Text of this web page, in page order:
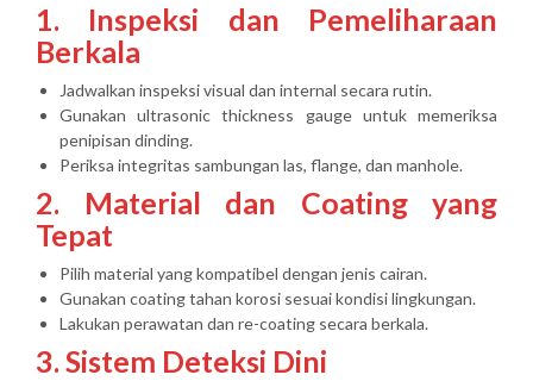
1. Inspeksi dan Pemeliharaan
Berkala
Jadwalkan inspeksi visual dan internal secara rutin.
Gunakan ultrasonic thickness gauge untuk memeriksa
penipisan dinding.
Periksa integritas sambungan las, flange, dan manhole.
2. Material dan Coating yang
Tepat
Pilih material yang kompatibel dengan jenis cairan.
Gunakan coating tahan korosi sesuai kondisi lingkungan.
Lakukan perawatan dan re-coating secara berkala.
3. Sistem Deteksi Dini